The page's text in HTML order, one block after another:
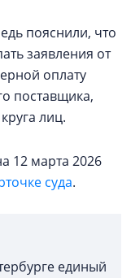
пояснили, что
заявления от
оплату
поставщика,
лиц.
12 марта 2026
суда.
единый